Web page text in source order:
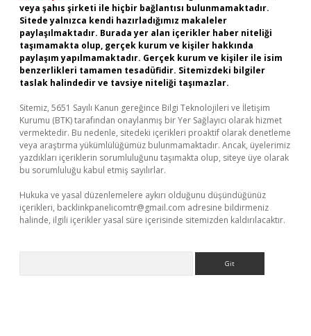
veya şahıs şirketi ile hiçbir bağlantısı bulunmamaktadır.
Sitede yalnızca kendi hazırladığımız makaleler
paylaşılmaktadır. Burada yer alan içerikler haber niteliği
taşımamakta olup, gerçek kurum ve kişiler hakkında
paylaşım yapılmamaktadır. Gerçek kurum ve kişiler ile isim
benzerlikleri tamamen tesadüfidir. Sitemizdeki bilgiler
taslak halindedir ve tavsiye niteliği taşımazlar.
Sitemiz, 5651 Sayılı Kanun gereğince Bilgi Teknolojileri ve İletişim
Kurumu (BTK) tarafından onaylanmış bir Yer Sağlayıcı olarak hizmet
vermektedir. Bu nedenle, sitedeki içerikleri proaktif olarak denetleme
veya araştırma yükümlülüğümüz bulunmamaktadır. Ancak, üyelerimiz
yazdıkları içeriklerin sorumluluğunu taşımakta olup, siteye üye olarak
bu sorumluluğu kabul etmiş sayılırlar.
Hukuka ve yasal düzenlemelere aykırı olduğunu düşündüğünüz
içerikleri, backlinkpanelicomtr@gmail.com adresine bildirmeniz
halinde, ilgili içerikler yasal süre içerisinde sitemizden kaldırılacaktır.